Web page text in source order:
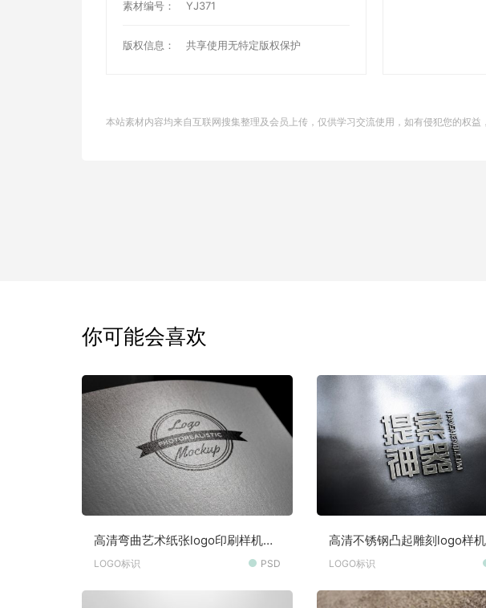
素材编号： YJ371
版权信息： 共享使用无特定版权保护
本站素材内容均来自互联网搜集整理及会员上传，仅供学习交流使用，如有侵犯您的权益
你可能会喜欢
高清弯曲艺术纸张logo印刷样机素
材
LOGO标识 PSD
高清不锈钢凸起雕刻logo样
LOGO标识